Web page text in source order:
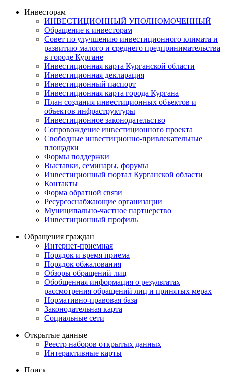
Инвесторам
ИНВЕСТИЦИОННЫЙ УПОЛНОМОЧЕННЫЙ
Обращение к инвесторам
Совет по улучшению инвестиционного климата и
развитию малого и среднего предпринимательства
в городе Кургане
Инвестиционная карта Курганской области
Инвестиционная декларация
Инвестиционный паспорт
Инвестиционная карта города Кургана
План создания инвестиционных объектов и
объектов инфраструктуры
Инвестиционное законодательство
Сопровождение инвестиционного проекта
Свободные инвестиционно-привлекательные
площадки
Формы поддержки
Выставки, семинары, форумы
Инвестиционный портал Курганской области
Контакты
Форма обратной связи
Ресурсоснабжающие организации
Муниципально-частное партнерство
Инвестиционный профиль
Обращения граждан
Интернет-приемная
Порядок и время приема
Порядок обжалования
Обзоры обращений лиц
Обобщенная информация о результатах
рассмотрения обращений лиц и принятых мерах
Нормативно-правовая база
Законодательная карта
Социальные сети
Открытые данные
Реестр наборов открытых данных
Интерактивные карты